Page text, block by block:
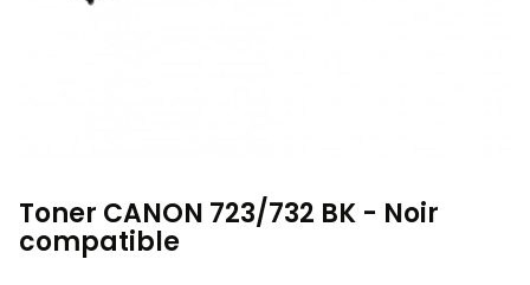
Toner CANON 723/732 BK - Noir
compatible